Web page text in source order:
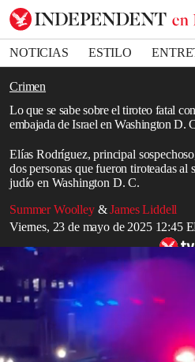
NOTICIAS ESTILO
DEPORTES
Crimen
Lo que se sabe sobre el tiroteo fatal
embajada de Israel en Washington D.
Elías Rodríguez, principal
dos personas que fueron tiroteadas al
judío en Washington D. C.
Summer Woolley & James Liddell
Viernes, 23 de mayo de 2025 12:45
Bookmark popover
Removed from bookmarks
Close popover
La policía se concentró en el lugar
de la Embajada de Israel en
Read in English
Dos empleados de la embajada de
fueron asesinados a tiros al salir de